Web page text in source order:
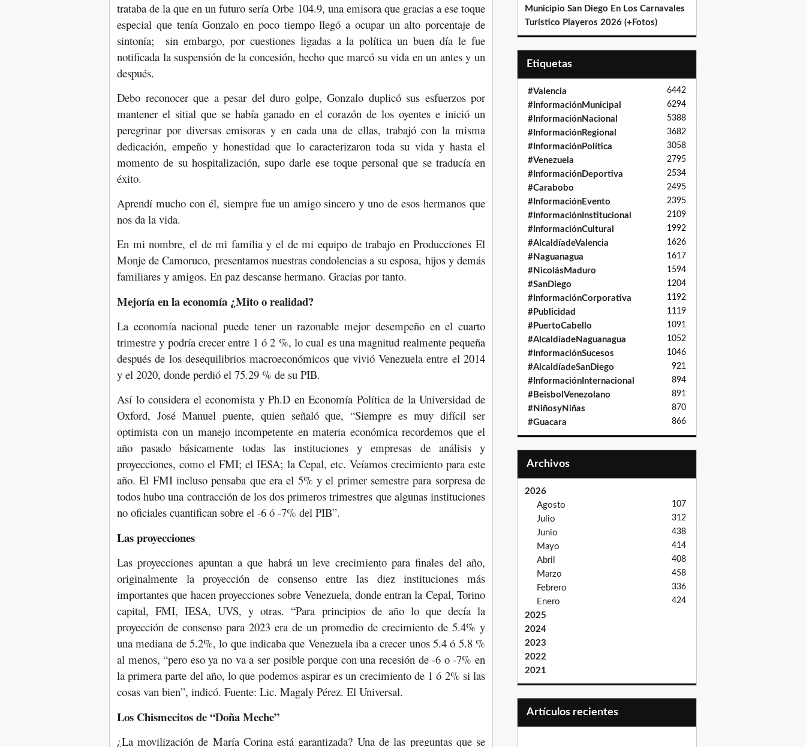
trataba de la que en un futuro sería Orbe 104.9, una emisora que gracias a ese toque
especial que tenía Gonzalo en poco tiempo llegó a ocupar un alto porcentaje de
sintonía; sin embargo, por cuestiones ligadas a la política un buen día le fue
notificada la suspensión de la concesión, hecho que marcó su vida en un antes y un
después.
Debo reconocer que a pesar del duro golpe, Gonzalo duplicó sus esfuerzos por
mantener el sitial que se había ganado en el corazón de los oyentes e inició un
peregrinar por diversas emisoras y en cada una de ellas, trabajó con la misma
dedicación, empeño y honestidad que lo caracterizaron toda su vida y hasta el
momento de su hospitalización, supo darle ese toque personal que se traducía en
éxito.
Aprendí mucho con él, siempre fue un amigo sincero y uno de esos hermanos que
nos da la vida.
En mi nombre, el de mi familia y el de mi equipo de trabajo en Producciones El
Monje de Camoruco, presentamos nuestras condolencias a su esposa, hijos y demás
familiares y amigos. En paz descanse hermano. Gracias por tanto.
Mejoría en la economía ¿Mito o realidad?
La economía nacional puede tener un razonable mejor desempeño en el cuarto
trimestre y podría crecer entre 1 ó 2 %, lo cual es una magnitud realmente pequeña
después de los desequilibrios macroeconómicos que vivió Venezuela entre el 2014
y el 2020, donde perdió el 75.29 % de su PIB.
Así lo considera el economista y Ph.D en Economía Política de la Universidad de
Oxford, José Manuel puente, quien señaló que, “Siempre es muy difícil ser
optimista con un manejo incompetente en materia económica recordemos que el
año pasado básicamente todas las instituciones y empresas de análisis y
proyecciones, como el FMI; el IESA; la Cepal, etc. Veíamos crecimiento para este
año. El FMI incluso pensaba que era el 5% y el primer semestre para sorpresa de
todos hubo una contracción de los dos primeros trimestres que algunas instituciones
no oficiales cuantifican sobre el -6 ó -7% del PIB”.
Las proyecciones
Las proyecciones apuntan a que habrá un leve crecimiento para finales del año,
originalmente la proyección de consenso entre las diez instituciones más
importantes que hacen proyecciones sobre Venezuela, donde entran la Cepal, Torino
capital, FMI, IESA, UVS, y otras. “Para principios de año lo que decía la
proyección de consenso para 2023 era de un promedio de crecimiento de 5.4% y
una mediana de 5.2%, lo que indicaba que Venezuela iba a crecer unos 5.4 ó 5.8 %
al menos, “pero eso ya no va a ser posible porque con una recesión de -6 o -7% en
la primera parte del año, lo que podemos aspirar es un crecimiento de 1 ó 2% si las
cosas van bien”, indicó. Fuente: Lic. Magaly Pérez. El Universal.
Los Chismecitos de “Doña Meche”
¿La movilización de María Corina está garantizada? Una de las preguntas que se
Municipio San Diego En Los Carnavales
Turístico Playeros 2026 (+Fotos)
Etiquetas
#Valencia 6442
#InformaciónMunicipal 6294
#InformaciónNacional 5388
#InformaciónRegional 3682
#InformaciónPolítica 3058
#Venezuela 2795
#InformaciónDeportiva 2534
#Carabobo 2495
#InformaciónEvento 2395
#InformaciónInstitucional 2109
#InformaciónCultural 1992
#AlcaldíadeValencia 1626
#Naguanagua 1617
#NicolásMaduro 1594
#SanDiego 1204
#InformaciónCorporativa 1192
#Publicidad 1119
#PuertoCabello 1091
#AlcaldíadeNaguanagua 1052
#InformaciónSucesos 1046
#AlcaldíadeSanDiego 921
#InformaciónInternacional 894
#BeisbolVenezolano 891
#NiñosyNiñas 870
#Guacara 866
Archivos
2026
Agosto
107
Julio 312
Junio 438
Mayo 414
Abril 408
Marzo 458
Febrero 336
Enero 424
2025
2024
2023
2022
2021
Artículos recientes